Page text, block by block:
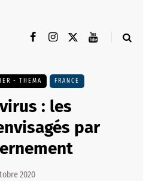
- THEMA FRANCE
: les
par
2020